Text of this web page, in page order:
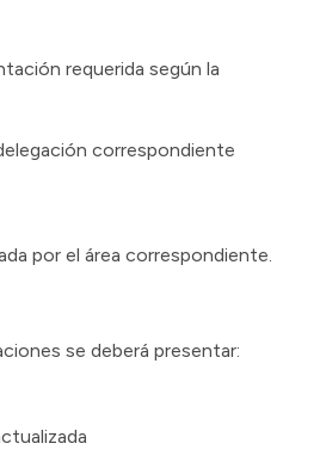
requerida según la
correspondiente
por el área correspondiente.
se deberá presentar: